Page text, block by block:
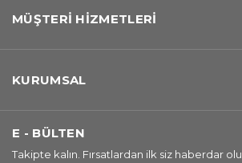
MÜŞTERİ HİZMETLERİ
KURUMSAL
E - BÜLTEN
Takipte kalın. Fırsatlardan ilk siz haberdar